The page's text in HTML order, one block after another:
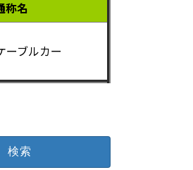
称名
ブルカー